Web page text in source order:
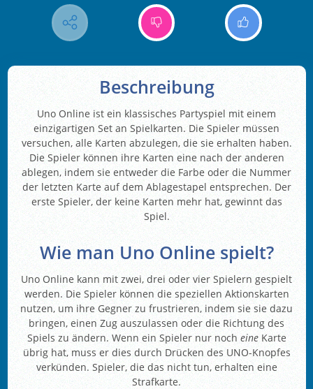
Beschreibung
Uno Online ist ein klassisches Partyspiel mit einem
einzigartigen Set an Spielkarten. Die Spieler müssen
versuchen, alle Karten abzulegen, die sie erhalten haben.
Die Spieler können ihre Karten eine nach der anderen
ablegen, indem sie entweder die Farbe oder die Nummer
der letzten Karte auf dem Ablagestapel entsprechen. Der
erste Spieler, der keine Karten mehr hat, gewinnt das
Spiel.
Wie man Uno Online spielt?
Uno Online kann mit zwei, drei oder vier Spielern gespielt
werden. Die Spieler können die speziellen Aktionskarten
nutzen, um ihre Gegner zu frustrieren, indem sie sie dazu
bringen, einen Zug auszulassen oder die Richtung des
Spiels zu ändern. Wenn ein Spieler nur noch eineKarte
übrig hat, muss er dies durch Drücken des UNO-Knopfes
verkünden. Spieler, die das nicht tun, erhalten eine
Strafkarte.